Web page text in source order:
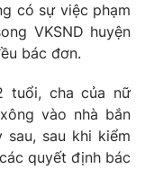
có sự việc phạm
VKSND huyện
bác đơn.
tuổi, cha của nữ
vào nhà bắn
sau khi kiểm
quyết định bác